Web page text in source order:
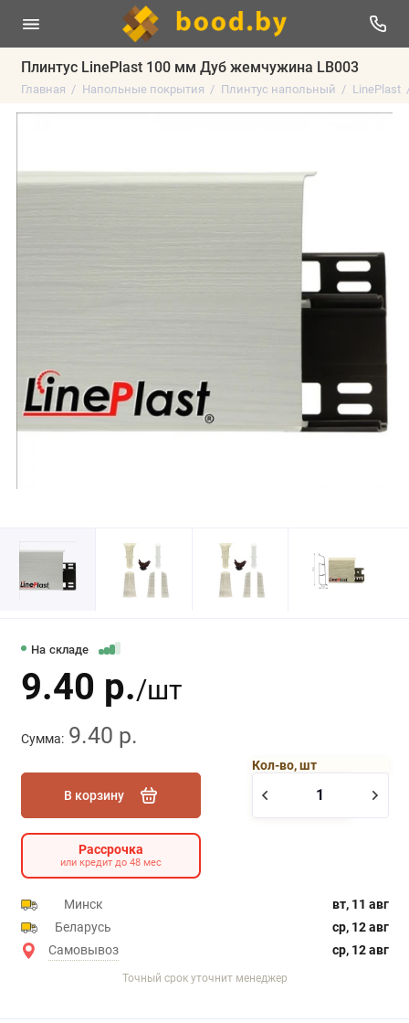
Плинтус LinePlast 100 мм Дуб жемчужина LB003
Главная Напольные покрытия Плинтус напольный LinePlast
На складе
9.40 р./шт
Сумма: 9.40 р.
В корзину
Кол-во, шт
Рассрочка
или кредит до 48 мес
Минск
вт, 11 авг
Беларусь
ср, 12 авг
Самовывоз
ср, 12 авг
Точный срок уточнит менеджер